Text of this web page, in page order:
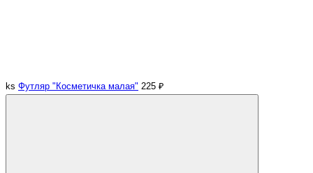
ks Футляр "Косметичка малая" 225 ₽